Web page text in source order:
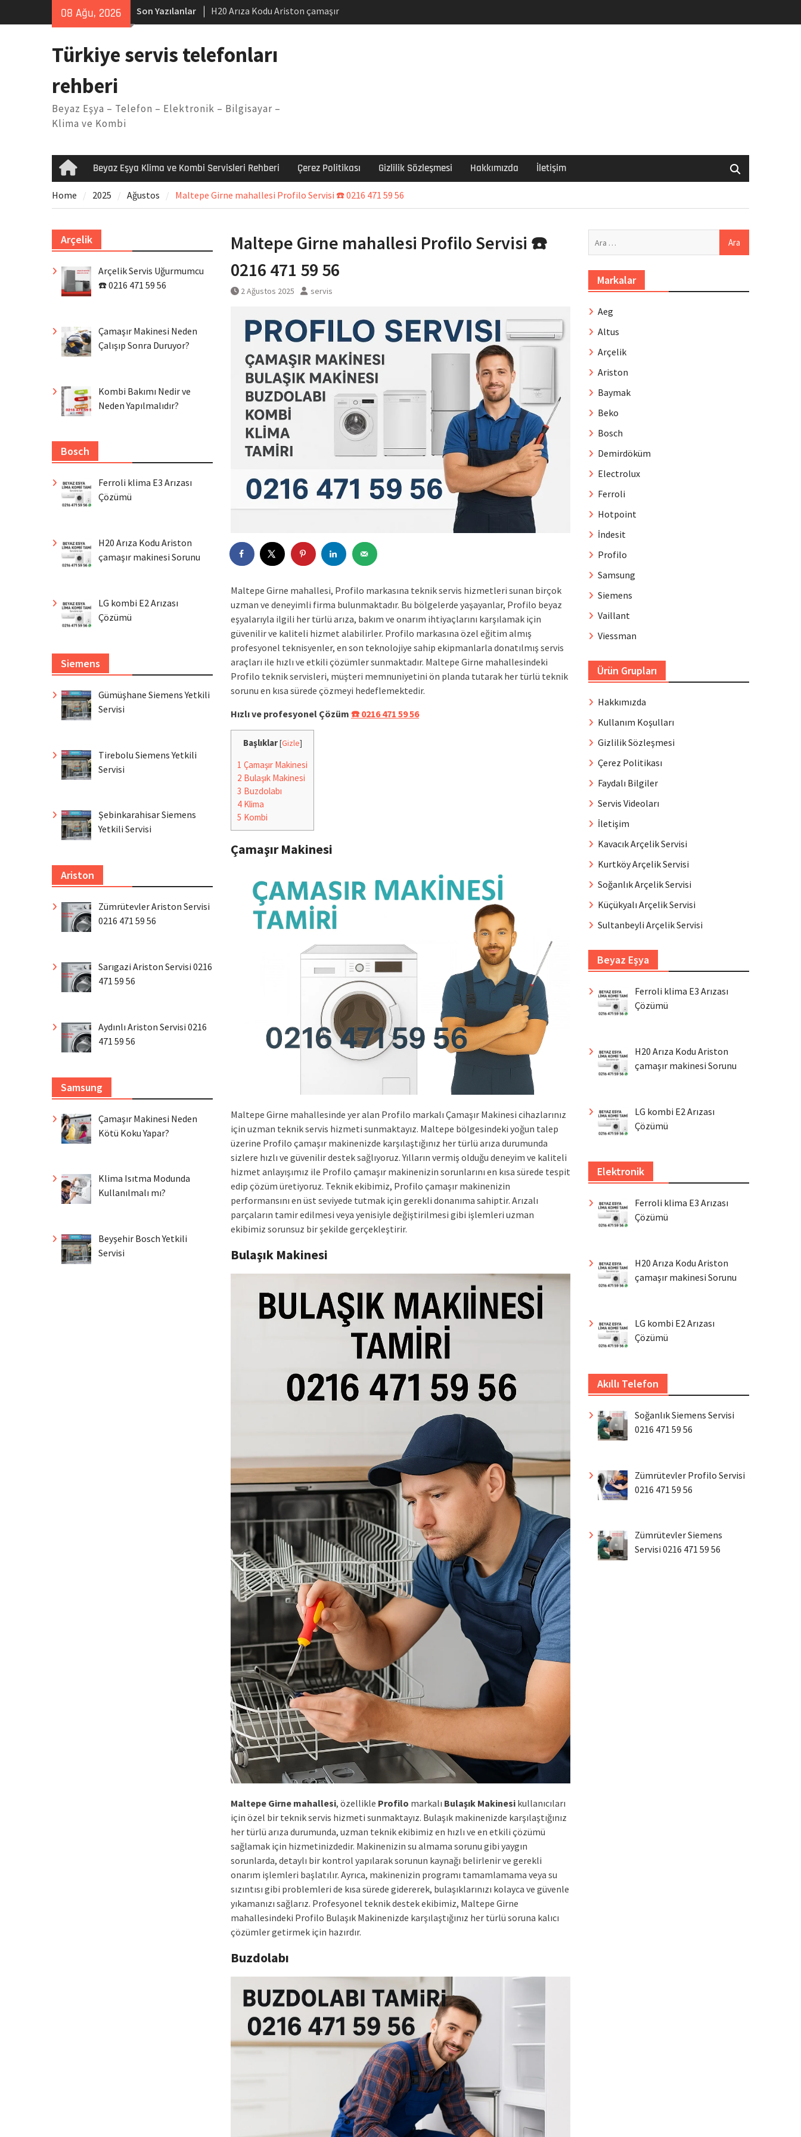
08 Ağu, 2026 Son Yazılanlar
H20 Arıza Kodu Ariston çamaşır
makinesi Sorunu
Arçelik buzdolabı F5 Hatası Çözüm
Ferroli klima E3 Arızası Çözümü
Türkiye servis telefonları
rehberi
Beyaz Eşya – Telefon – Elektronik – Bilgisayar –
Klima ve Kombi
HomeBeyaz Eşya Klima ve Kombi Servisleri Rehberi Çerez Politikası Gizlilik Sözleşmesi Hakkımızda İletişim
Home 2025 Ağustos Maltepe Girne mahallesi Profilo Servisi ☎️ 0216 471 59 56
Maltepe Girne mahallesi Profilo Servisi ☎️
0216 471 59 56
2 Ağustos 2025 servis
Maltepe Girne mahallesi, Profilo markasına teknik servis hizmetleri sunan birçok
uzman ve deneyimli firma bulunmaktadır. Bu bölgelerde yaşayanlar, Profilo beyaz
eşyalarıyla ilgili her türlü arıza, bakım ve onarım ihtiyaçlarını karşılamak için
güvenilir ve kaliteli hizmet alabilirler. Profilo markasına özel eğitim almış
profesyonel teknisyenler, en son teknolojiye sahip ekipmanlarla donatılmış servis
araçları ile hızlı ve etkili çözümler sunmaktadır. Maltepe Girne mahallesindeki
Profilo teknik servisleri, müşteri memnuniyetini ön planda tutarak her türlü teknik
sorunu en kısa sürede çözmeyi hedeflemektedir.
Hızlı ve profesyonel Çözüm ☎️ 0216 471 59 56
Başlıklar [Gizle]
1 Çamaşır Makinesi
2 Bulaşık Makinesi
3 Buzdolabı
4 Klima
5 Kombi
Çamaşır Makinesi
Maltepe Girne mahallesinde yer alan Profilo markalı Çamaşır Makinesi cihazlarınız
için uzman teknik servis hizmeti sunmaktayız. Maltepe bölgesindeki yoğun talep
üzerine Profilo çamaşır makinenizde karşılaştığınız her türlü arıza durumunda
sizlere hızlı ve güvenilir destek sağlıyoruz. Yılların vermiş olduğu deneyim ve kaliteli
hizmet anlayışımız ile Profilo çamaşır makinenizin sorunlarını en kısa sürede tespit
edip çözüm üretiyoruz. Teknik ekibimiz, Profilo çamaşır makinenizin
performansını en üst seviyede tutmak için gerekli donanıma sahiptir. Arızalı
parçaların tamir edilmesi veya yenisiyle değiştirilmesi gibi işlemleri uzman
ekibimiz sorunsuz bir şekilde gerçekleştirir.
Bulaşık Makinesi
Maltepe Girne mahallesi, özellikle Profilo markalı Bulaşık Makinesi kullanıcıları
için özel bir teknik servis hizmeti sunmaktayız. Bulaşık makinenizde karşılaştığınız
her türlü arıza durumunda, uzman teknik ekibimiz en hızlı ve en etkili çözümü
sağlamak için hizmetinizdedir. Makinenizin su almama sorunu gibi yaygın
sorunlarda, detaylı bir kontrol yapılarak sorunun kaynağı belirlenir ve gerekli
onarım işlemleri başlatılır. Ayrıca, makinenizin programı tamamlamama veya su
sızıntısı gibi problemleri de kısa sürede gidererek, bulaşıklarınızı kolayca ve güvenle
yıkamanızı sağlarız. Profesyonel teknik destek ekibimiz, Maltepe Girne
mahallesindeki Profilo Bulaşık Makinenizde karşılaştığınız her türlü soruna kalıcı
çözümler getirmek için hazırdır.
Buzdolabı
Markalar
Aeg
Altus
Arçelik
Ariston
Baymak
Beko
Bosch
Demirdöküm
Electrolux
Ferroli
Hotpoint
İndesit
Profilo
Samsung
Siemens
Vaillant
Viessman
Ürün Grupları
Hakkımızda
Kullanım Koşulları
Gizlilik Sözleşmesi
Çerez Politikası
Faydalı Bilgiler
Servis Videoları
İletişim
Kavacık Arçelik Servisi
Kurtköy Arçelik Servisi
Soğanlık Arçelik Servisi
Küçükyalı Arçelik Servisi
Sultanbeyli Arçelik Servisi
Beyaz Eşya
Ferroli klima E3 Arızası
Çözümü
H20 Arıza Kodu Ariston
çamaşır makinesi Sorunu
LG kombi E2 Arızası
Çözümü
Elektronik
Ferroli klima E3 Arızası
Çözümü
H20 Arıza Kodu Ariston
çamaşır makinesi Sorunu
LG kombi E2 Arızası
Çözümü
Akıllı Telefon
Soğanlık Siemens Servisi
0216 471 59 56
Zümrütevler Profilo Servisi
0216 471 59 56
Zümrütevler Siemens
Servisi 0216 471 59 56
Arçelik
Arçelik Servis Uğurmumcu
☎️ 0216 471 59 56
Çamaşır Makinesi Neden
Çalışıp Sonra Duruyor?
Kombi Bakımı Nedir ve
Neden Yapılmalıdır?
Bosch
Ferroli klima E3 Arızası
Çözümü
H20 Arıza Kodu Ariston
çamaşır makinesi Sorunu
LG kombi E2 Arızası
Çözümü
Siemens
Gümüşhane Siemens Yetkili
Servisi
Tirebolu Siemens Yetkili
Servisi
Şebinkarahisar Siemens
Yetkili Servisi
Ariston
Zümrütevler Ariston Servisi
0216 471 59 56
Sarıgazi Ariston Servisi 0216
471 59 56
Aydınlı Ariston Servisi 0216
471 59 56
Samsung
Çamaşır Makinesi Neden
Kötü Koku Yapar?
Klima Isıtma Modunda
Kullanılmalı mı?
Beyşehir Bosch Yetkili
Servisi